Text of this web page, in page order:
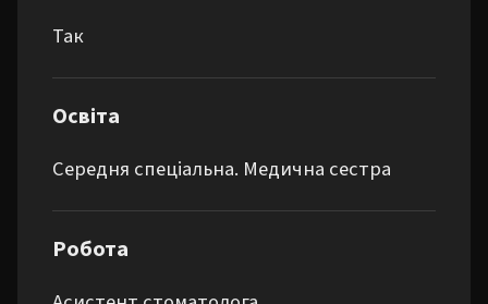
Так
Освіта
Середня спеціальна. Медична сестра
Робота